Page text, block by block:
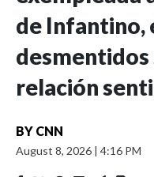
de Infantino,
desmentidos
relación
BY CNN
August 8, 2026 | 4:16 PM